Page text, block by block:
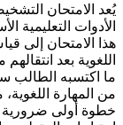
يُعد الامتحان
الأدوات التعليمية
هذا الامتحان إلى
اللغوية بعد
ما اكتسبه الطالب
من المهارة اللغوية،
خطوة أولى ضرورية